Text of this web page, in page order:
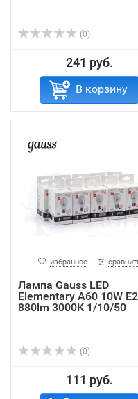
(0)
241 руб.
В корзину
избранное
Лампа Gauss LED
Elementary A60 10W
880lm 3000K 1/10/50
(0)
111 руб.